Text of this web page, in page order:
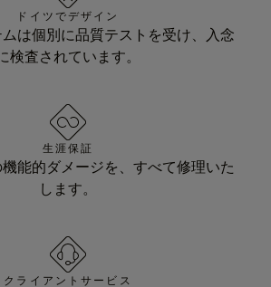
ドイツでデザイン
は個別に品質テストを受け、入念
検査されています。
生涯保証
能的ダメージを、すべて修理いた
します。
クライアントサービス